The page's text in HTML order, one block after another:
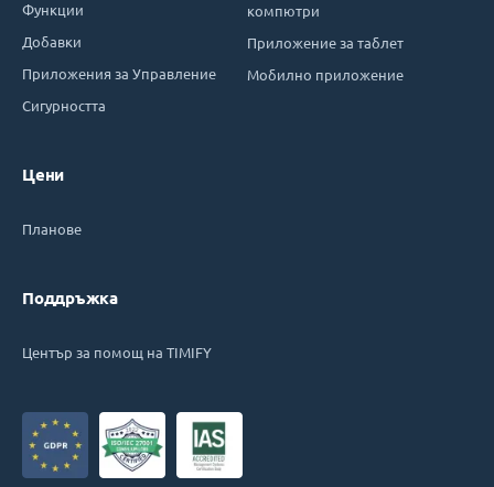
Функции
Добавки
Приложения за Управление
Сигурността
Цени
Планове
Поддръжка
Център за помощ на TIMIFY
компютри
Приложение за таблет
Мобилно приложение